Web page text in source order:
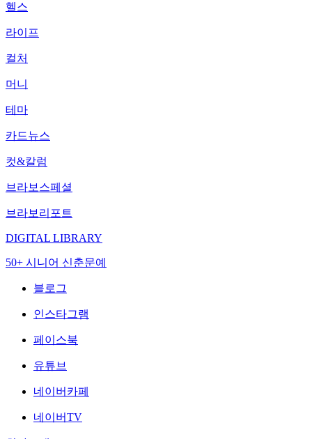
헬스
라이프
컬처
머니
테마
카드뉴스
컷&칼럼
브라보스페셜
브라보리포트
DIGITAL LIBRARY
50+ 시니어 신춘문예
블로그
인스타그램
페이스북
유튜브
네이버카페
네이버TV